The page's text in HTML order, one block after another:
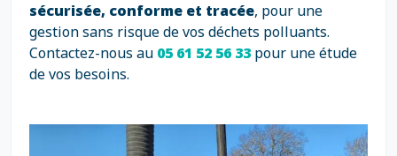
sécurisée, conforme et tracée, pour une
gestion sans risque de vos déchets polluants.
Contactez-nous au 05 61 52 56 33 pour une étude
de vos besoins.